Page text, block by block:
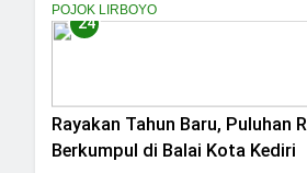
POJOK LIRBOYO
24
Rayakan Tahun Baru, Puluhan
Berkumpul di Balai Kota Kediri